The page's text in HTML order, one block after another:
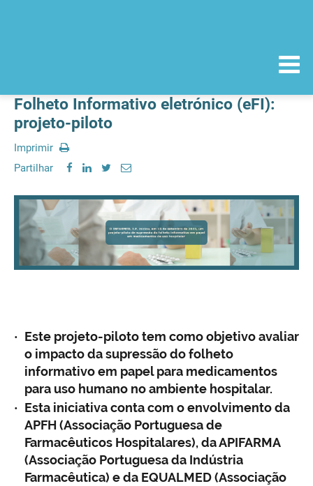
Folheto Informativo eletrónico (eFI):
projeto-piloto
Imprimir
Partilhar
Este projeto-piloto tem como objetivo avaliar
o impacto da supressão do folheto
informativo em papel para medicamentos
para uso humano no ambiente hospitalar.
Esta iniciativa conta com o envolvimento da
APFH (Associação Portuguesa de
Farmacêuticos Hospitalares), da APIFARMA
(Associação Portuguesa da Indústria
Farmacêutica) e da EQUALMED (Associação